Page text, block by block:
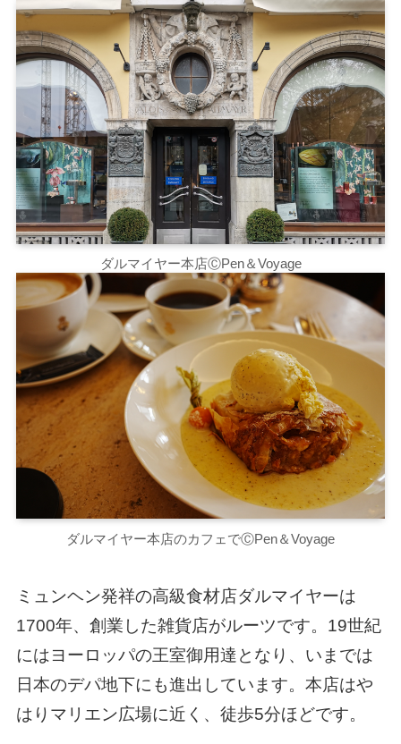
ダルマイヤー本店ⒸPen＆Voyage
ダルマイヤー本店のカフェでⒸPen＆Voyage
ミュンヘン発祥の高級食材店ダルマイヤーは
1700年、創業した雑貨店がルーツです。19世紀
にはヨーロッパの王室御用達となり、いまでは
日本のデパ地下にも進出しています。本店はや
はりマリエン広場に近く、徒歩5分ほどです。